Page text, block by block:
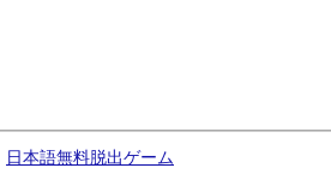
日本語無料脱出ゲーム